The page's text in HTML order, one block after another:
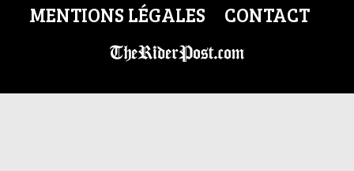
MENTIONS LÉGALES CONTACT